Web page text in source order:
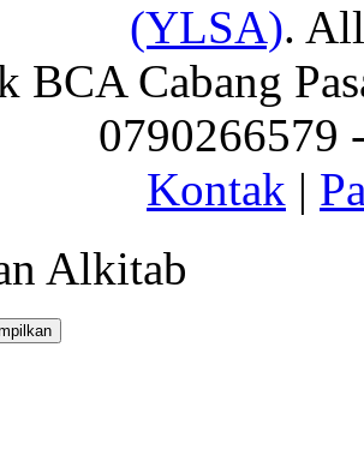
(YLSA).
BCA Cabang
0790266579
Kontak |
Alkitab